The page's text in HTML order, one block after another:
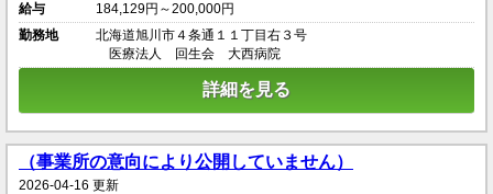
給与
184,129円～200,000円
勤務地
北海道旭川市４条通１１丁目右３号
医療法人 回生会 大西病院
詳細を見る
（事業所の意向により公開していません）
2026-04-16 更新